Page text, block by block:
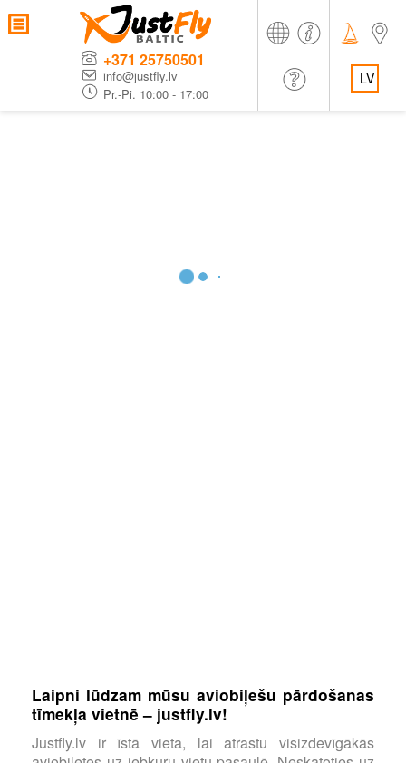
+371 25750501
info@justfly.lv
Pr.-Pi. 10:00 - 17:00
LV
Laipni lūdzam mūsu aviobiļešu pārdošanas
tīmekļa vietnē – justfly.lv!
Justfly.lv ir īstā vieta, lai atrastu visizdevīgākās